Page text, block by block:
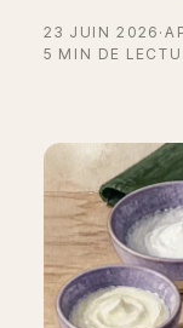
23 JUIN 2026 ·
5 MIN DE